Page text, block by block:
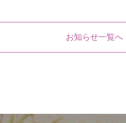
お知らせ一覧へ